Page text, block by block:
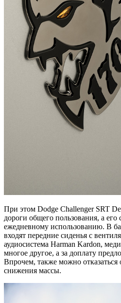
При этом Dodge Challenger SRT
дороги общего пользования, а его
ежедневному использованию. В
входят передние сиденья с
аудиосистема Harman Kardon,
многое другое, а за доплату
Впрочем, также можно отказаться
снижения массы.